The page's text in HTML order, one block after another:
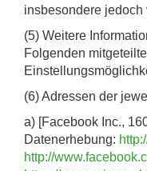
insbesondere
(5) Weitere
Folgenden
(6) Adressen der
a) [Facebook Inc.,
Datenerhebung:
http://